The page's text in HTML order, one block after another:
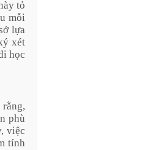
tỏ
mỗi
lựa
xét
học
phù
việc
tính